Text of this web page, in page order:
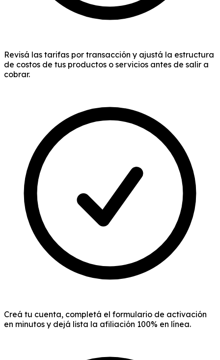
Revisá las tarifas por transacción y ajustá la estructura
de costos de tus productos o servicios antes de salir a
cobrar.
Creá tu cuenta, completá el formulario de activación
en minutos y dejá lista la afiliación 100% en línea.